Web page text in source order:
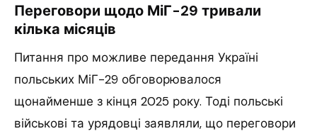
Переговори щодо МіГ-29 тривали
кілька місяців
Питання про можливе передання Україні
польських МіГ-29 обговорювалося
щонайменше з кінця 2025 року. Тоді польські
військові та урядовці заявляли, що переговори